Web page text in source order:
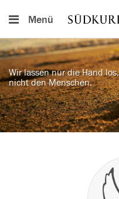
Menü
Wir lassen nur die Hand los,
nicht den Menschen.